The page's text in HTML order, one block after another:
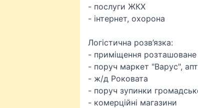
- послуги ЖКХ
- інтернет, охорона
Логістична розв’язка:
- приміщення
- поруч маркет "Варус",
- ж/д Роковата
- поруч зупинки
- комерційні магазини